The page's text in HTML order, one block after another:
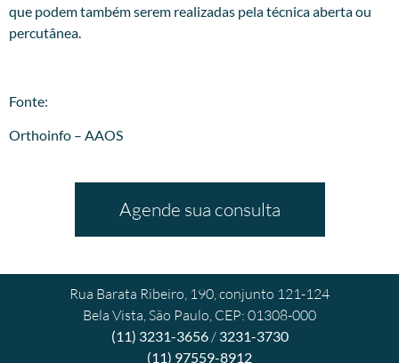
que podem também serem realizadas pela técnica aberta ou
percutânea.
Fonte:
Orthoinfo – AAOS
Agende sua consulta
Rua Barata Ribeiro, 190, conjunto 121-124
Bela Vista, São Paulo, CEP: 01308-000
(11) 3231-3656/ 3231-3730
(11) 97559-8912